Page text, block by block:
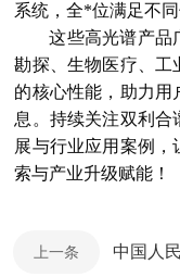
系统，全*位满足不
这些高光谱产品
勘探、生物医疗、工
的核心性能，助力用
息。持续关注双利合
展与行业应用案例
索与产业升级赋能！
上一条